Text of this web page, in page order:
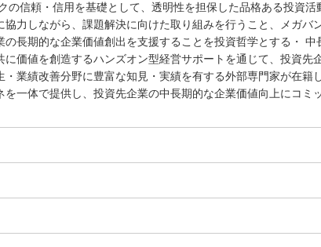
の信頼・信用を基礎として、透明性を担保した品格ある投資活
協力しながら、課題解決に向けた取り組みを行うこと、メガバ
長期的な企業価値創出を支援することを投資哲学とする・ 中
価値を創造するハンズオン型経営サポートを通じて、投資先
業績改善分野に豊富な知見・実績を有する外部専門家が在籍
一体で提供し、投資先企業の中長期的な企業価値向上にコミ